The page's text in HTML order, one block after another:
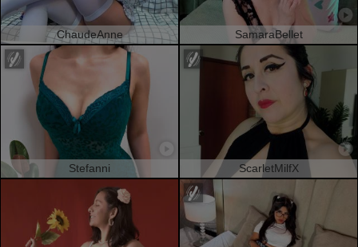
ChaudeAnne SamaraBellet
Stefanni ScarletMilfX